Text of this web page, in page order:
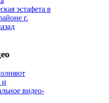
эстафета в
г.